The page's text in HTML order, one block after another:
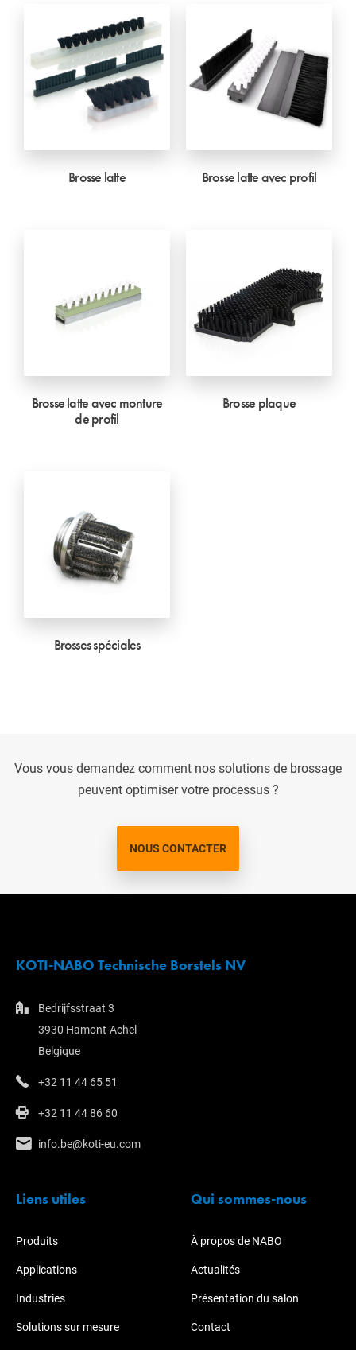
Brosse latte Brosse latte avec profil
Brosse latte avec monture
de profil
Brosse plaque
Brosses spéciales
Vous vous demandez comment nos solutions de brossage
peuvent optimiser votre processus ?
NOUS CONTACTER
KOTI-NABO Technische Borstels NV
Bedrijfsstraat 3
3930 Hamont-Achel
Belgique
+32 11 44 65 51
+32 11 44 86 60
info.be@koti-eu.com
Liens utiles
Produits
Applications
Industries
Solutions sur mesure
Qui sommes-nous
À propos de NABO
Actualités
Présentation du salon
Contact